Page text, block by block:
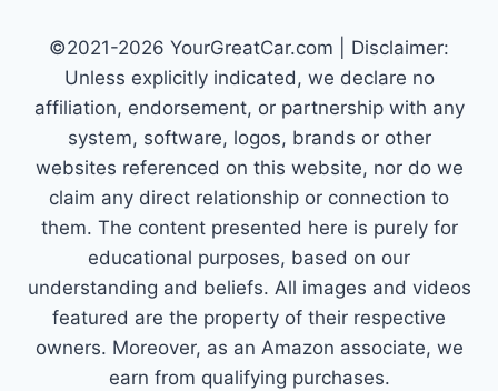
©2021-2026 YourGreatCar.com | Disclaimer:
Unless explicitly indicated, we declare no
affiliation, endorsement, or partnership with any
system, software, logos, brands or other
websites referenced on this website, nor do we
claim any direct relationship or connection to
them. The content presented here is purely for
educational purposes, based on our
understanding and beliefs. All images and videos
featured are the property of their respective
owners. Moreover, as an Amazon associate, we
earn from qualifying purchases.